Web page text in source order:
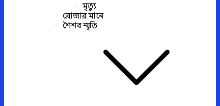
মৃত্যু
রোজার মানে
শৈশব স্মৃতি